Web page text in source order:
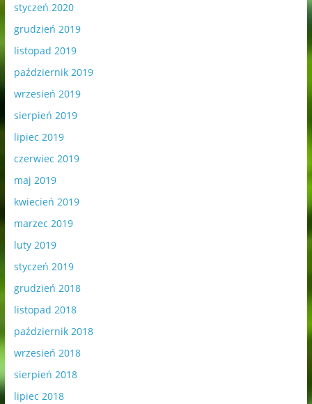
styczeń 2020
grudzień 2019
listopad 2019
październik 2019
wrzesień 2019
sierpień 2019
lipiec 2019
czerwiec 2019
maj 2019
kwiecień 2019
marzec 2019
luty 2019
styczeń 2019
grudzień 2018
listopad 2018
październik 2018
wrzesień 2018
sierpień 2018
lipiec 2018